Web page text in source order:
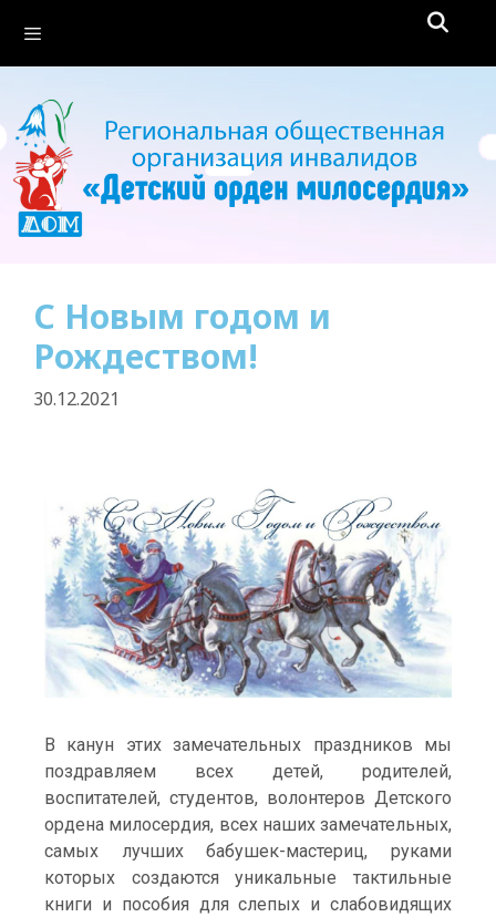
С Новым годом и
Рождеством!
30.12.2021
В канун этих замечательных праздников мы
поздравляем всех детей, родителей,
воспитателей, студентов, волонтеров Детского
ордена милосердия, всех наших замечательных,
самых лучших бабушек-мастериц, руками
которых создаются уникальные тактильные
книги и пособия для слепых и слабовидящих